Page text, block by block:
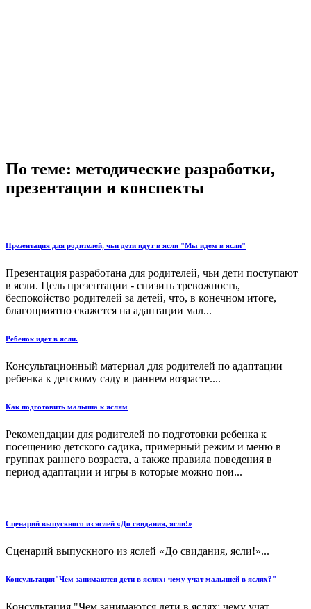
По теме: методические разработки,
презентации и конспекты
Презентация для родителей, чьи дети идут в ясли "Мы идем в ясли"
Презентация разработана для родителей, чьи дети поступают
в ясли. Цель презентации - снизить тревожность,
беспокойство родителей за детей, что, в конечном итоге,
благоприятно скажется на адаптации мал...
Ребенок идет в ясли.
Консультационный материал для родителей по адаптации
ребенка к детскому саду в раннем возрасте....
Как подготовить малыша к яслям
Рекомендации для родителей по подготовки ребенка к
посещению детского садика, примерный режим и меню в
группах раннего возраста, а также правила поведения в
период адаптации и игры в которые можно пои...
Сценарий выпускного из яслей «До свидания, ясли!»
Сценарий выпускного из яслей «До свидания, ясли!»...
Консультация"Чем занимаются дети в яслях: чему учат малышей в яслях?"
Консультация "Чем занимаются дети в яслях: чему учат